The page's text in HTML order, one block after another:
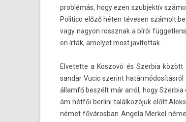
problémás, hogy ezen szub­jektív
Politico előző héten tévesen számolt
vagy nagyon rossznak a bírói
en írták, amelyet most javítot­tak.
El­vetet­te a Kos­zovó és Szer­bia
sandar Vucic szerint
államfő beszélt már arról, hogy
ám hétfői be­rlini találkozójuk előtt
német főváros­ban An­gela Mer­kel